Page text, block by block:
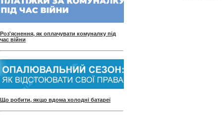
Роз'яснення, як оплачувати комуналку під
час війни
Що робити, якщо вдома холодні батареї